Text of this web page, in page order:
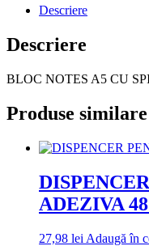
Descriere
Descriere
BLOC NOTES A5 CU
Produse similare
ADEZIVA
27,98 lei Adaugă în